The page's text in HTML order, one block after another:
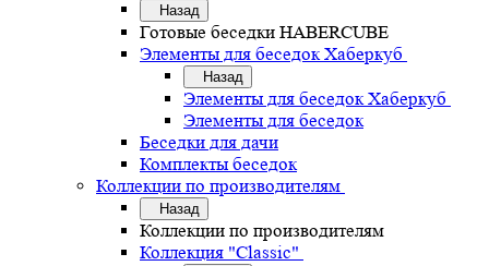
Назад
Готовые беседки HABERCUBE
Элементы для беседок Хаберкуб
Назад
Элементы для беседок Хаберкуб
Элементы для беседок
Беседки для дачи
Комплекты беседок
Коллекции по производителям
Назад
Коллекции по производителям
Коллекция "Classic"